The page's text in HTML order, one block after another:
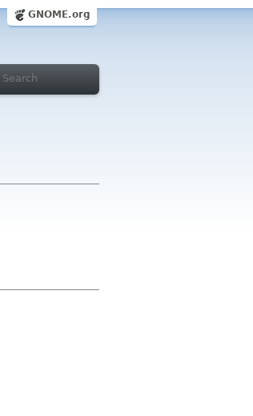
GNOME.org